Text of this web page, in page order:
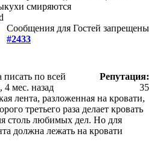
смиряются
Сообщения для Гостей запрещены
#2433
писать по всей
4 мес. назад
Репутация:
35
лента, разложенная на кровати,
третьего раза делает кровать
столь любимых дел. Но для
должна лежать на кровати